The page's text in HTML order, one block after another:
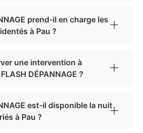
prend-il en charge les
à Pau ?
une intervention à
DÉPANNAGE ?
est-il disponible la nuit
à Pau ?